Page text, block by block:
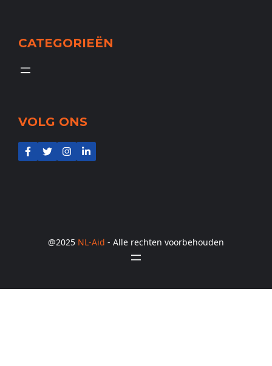
CATEGORIEËN
VOLG ONS
@2025 NL-Aid - Alle rechten voorbehouden